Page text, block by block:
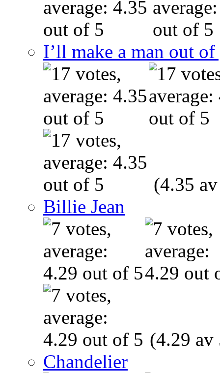
I’ll make a man out
(4.35
Billie Jean
(4.29 av
Chandelier